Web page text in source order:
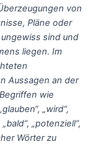
von
Pläne oder
sind und
liegen. Im
Aussagen an der
wie
„wird“,
„potenziell“,
Wörter zu